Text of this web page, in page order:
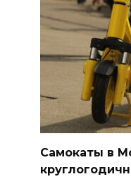
Самокаты в